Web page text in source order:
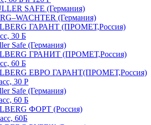
SAFE (Германия)
(Германия)
ГАРАНТ (ПРОМЕТ,Россия)
30 Б
Safe (Германия)
ГРАНИТ (ПРОМЕТ,Россия)
60 Б
ЕВРО ГАРАНТ(ПРОМЕТ,Россия)
30 Р
Safe (Германия)
60 Б
ФОРТ (Россия)
60Б